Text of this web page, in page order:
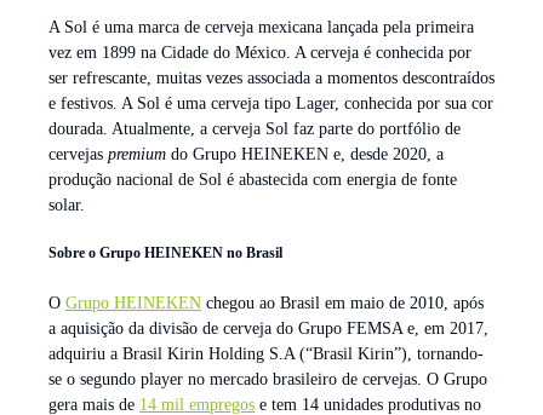
A Sol é uma marca de cerveja mexicana lançada pela primeira
vez em 1899 na Cidade do México. A cerveja é conhecida por
ser refrescante, muitas vezes associada a momentos descontraídos
e festivos. A Sol é uma cerveja tipo Lager, conhecida por sua cor
dourada. Atualmente, a cerveja Sol faz parte do portfólio de
cervejas premium do Grupo HEINEKEN e, desde 2020, a
produção nacional de Sol é abastecida com energia de fonte
solar.
Sobre o Grupo HEINEKEN no Brasil
O Grupo HEINEKEN chegou ao Brasil em maio de 2010, após
a aquisição da divisão de cerveja do Grupo FEMSA e, em 2017,
adquiriu a Brasil Kirin Holding S.A (“Brasil Kirin”), tornando-
se o segundo player no mercado brasileiro de cervejas. O Grupo
gera mais de 14 mil empregos e tem 14 unidades produtivas no